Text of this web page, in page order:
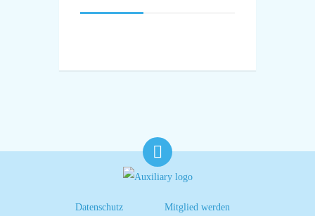
Datenschutz Mitglied werden